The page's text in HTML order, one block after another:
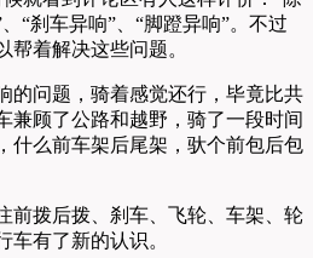
“刹车异响”、“脚蹬异响”。不过
帮着解决这些问题。
的问题，骑着感觉还行，毕竟比共
兼顾了公路和越野，骑了一段时间
什么前车架后尾架，驮个前包后包
前拨后拨、刹车、飞轮、车架、轮
车有了新的认识。